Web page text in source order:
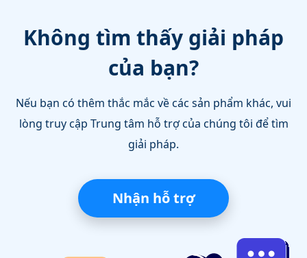
Không tìm thấy giải pháp
của bạn?
Nếu bạn có thêm thắc mắc về các sản phẩm khác, vui
lòng truy cập Trung tâm hỗ trợ của chúng tôi để tìm
giải pháp.
Nhận hỗ trợ